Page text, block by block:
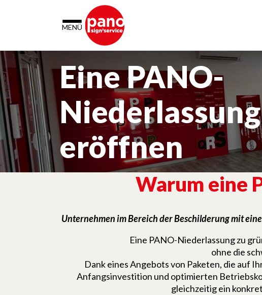
MENÜ
Eine PANO-
Niederlassung
eröffnen
Warum eine
Unternehmen im Bereich der Beschilderung mit
Eine PANO-Niederlassung zu
ohne die
Dank eines Angebots von Paketen, die auf
Anfangsinvestition und optimierten
gleichzeitig ein